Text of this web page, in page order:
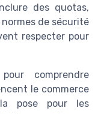
des quotas,
de sécurité
respecter pour
comprendre
le commerce
pose pour les